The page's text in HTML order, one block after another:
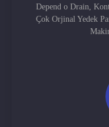
Depend o Drain,
Çok Orjinal Yedek